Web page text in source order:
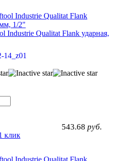
Industrie Qualitat Flank ударная,
14_z01
543.68 руб.
клик